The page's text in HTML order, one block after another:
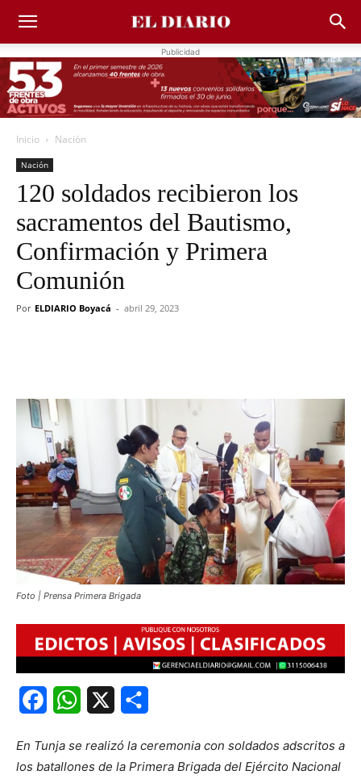
Publicidad
Inicio Nación
Nación
120 soldados recibieron los
sacramentos del Bautismo,
Confirmación y Primera
Comunión
Por ELDIARIO Boyacá - abril 29, 2023
Foto | Prensa Primera Brigada
FacebookWhatsApp
En Tunja se realizó la ceremonia con soldados adscritos a
los batallones de la Primera Brigada del Ejército Nacional